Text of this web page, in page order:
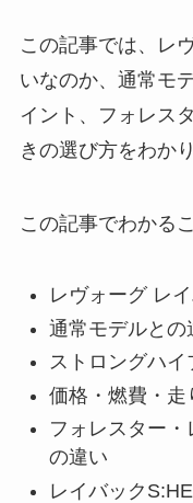
この記事では、レ
いなのか、通常モ
イント、フォレス
きの選び方をわか
この記事でわかる
レヴォーグ レ
通常モデルとの
ストロングハ
価格・燃費・走
フォレスター
の違い
レイバック